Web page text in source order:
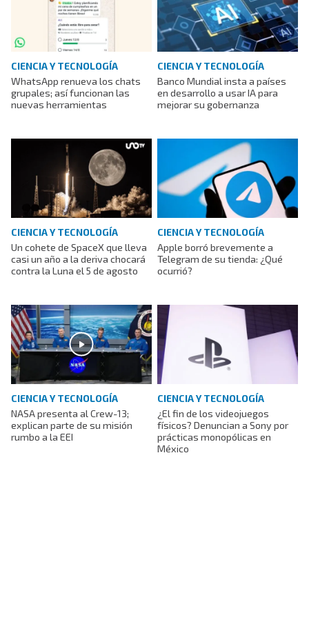
CIENCIA Y TECNOLOGÍA
WhatsApp renueva los chats
grupales; así funcionan las
nuevas herramientas
CIENCIA Y TECNOLOGÍA
Banco Mundial insta a países
en desarrollo a usar IA para
mejorar su gobernanza
CIENCIA Y TECNOLOGÍA
Un cohete de SpaceX que lleva
casi un año a la deriva chocará
contra la Luna el 5 de agosto
CIENCIA Y TECNOLOGÍA
Apple borró brevemente a
Telegram de su tienda: ¿Qué
ocurrió?
CIENCIA Y TECNOLOGÍA
NASA presenta al Crew-13;
explican parte de su misión
rumbo a la EEI
CIENCIA Y TECNOLOGÍA
¿El fin de los videojuegos
físicos? Denuncian a Sony por
prácticas monopólicas en
México